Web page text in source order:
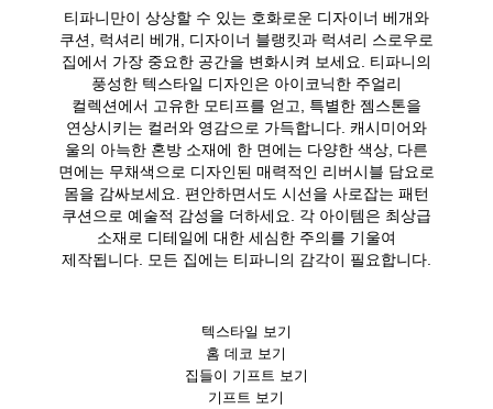
티파니만이 상상할 수 있는 호화로운 디자이너 베개와
쿠션, 럭셔리 베개, 디자이너 블랭킷과 럭셔리 스로우로
집에서 가장 중요한 공간을 변화시켜 보세요. 티파니의
풍성한 텍스타일 디자인은 아이코닉한 주얼리
컬렉션에서 고유한 모티프를 얻고, 특별한 젬스톤을
연상시키는 컬러와 영감으로 가득합니다. 캐시미어와
울의 아늑한 혼방 소재에 한 면에는 다양한 색상, 다른
면에는 무채색으로 디자인된 매력적인 리버시블 담요로
몸을 감싸보세요. 편안하면서도 시선을 사로잡는 패턴
쿠션으로 예술적 감성을 더하세요. 각 아이템은 최상급
소재로 디테일에 대한 세심한 주의를 기울여
제작됩니다. 모든 집에는 티파니의 감각이 필요합니다.
텍스타일 보기
홈 데코 보기
집들이 기프트 보기
기프트 보기